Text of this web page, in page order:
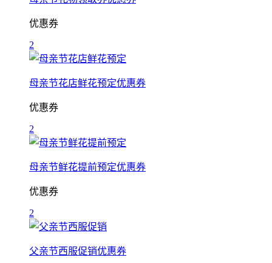
优惠券
2
母亲节花店鲜花预定优惠券
优惠券
2
母亲节鲜花提前预定优惠券
优惠券
2
父亲节西服促销优惠券